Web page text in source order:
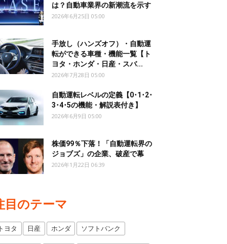
は？自動車業界の新潮流を示す
2026年6月25日 05:00
手放し（ハンズオフ）・自動運
転ができる車種・機能一覧【ト
ヨタ・ホンダ・日産・スバ...
2026年7月28日 05:00
自動運転レベルの定義【0･1･2･
3･4･5の機能・解説表付き】
2026年6月9日 05:00
株価99％下落！「自動運転界の
ジョブズ」の企業、破産で幕
2026年1月22日 06:39
目のテーマ
ヨタ 日産 ホンダ ソフトバンク